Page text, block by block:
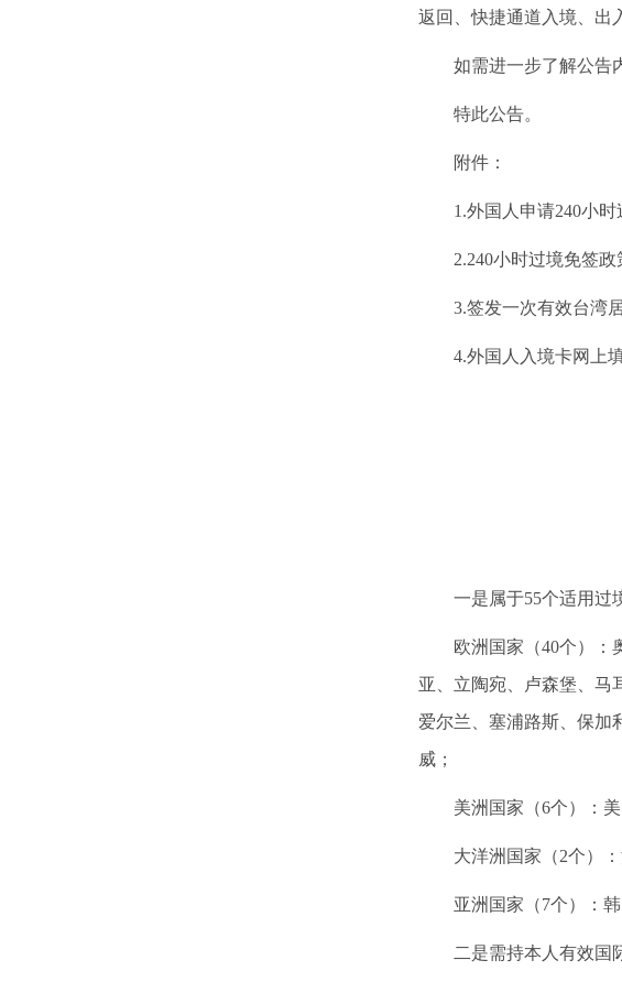
返回、快捷通道入境、出
如需进一步了解公告
特此公告。
附件：
1.外国人申请240小
2.240小时过境免签
3.签发一次有效台湾
4.外国人入境卡网上
一是属于55个适用过
欧洲国家（40个）：
亚、立陶宛、卢森堡、马
爱尔兰、塞浦路斯、保加
威；
美洲国家（6个）：
大洋洲国家（2个）
亚洲国家（7个）：
二是需持本人有效国